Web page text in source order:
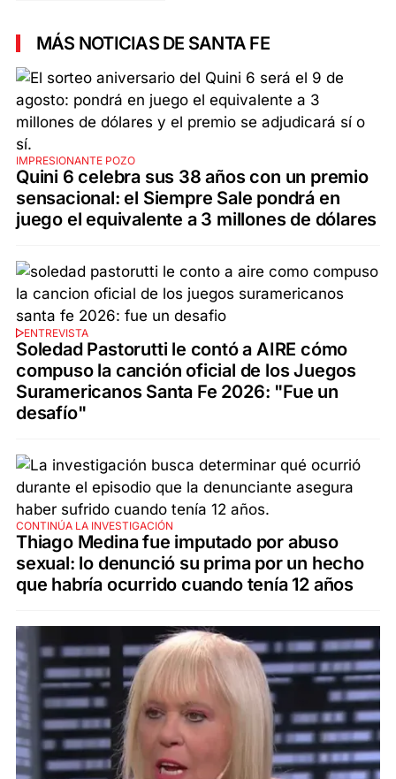
MÁS NOTICIAS DE SANTA FE
IMPRESIONANTE POZO
Quini 6 celebra sus 38 años con un premio
sensacional: el Siempre Sale pondrá en
juego el equivalente a 3 millones de dólares
ENTREVISTA
Soledad Pastorutti le contó a AIRE cómo
compuso la canción oficial de los Juegos
Suramericanos Santa Fe 2026: "Fue un
desafío"
CONTINÚA LA INVESTIGACIÓN
Thiago Medina fue imputado por abuso
sexual: lo denunció su prima por un hecho
que habría ocurrido cuando tenía 12 años